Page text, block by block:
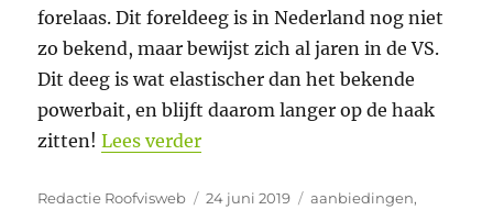
forelaas. Dit foreldeeg is in Nederland nog niet
zo bekend, maar bewijst zich al jaren in de VS.
Dit deeg is wat elastischer dan het bekende
powerbait, en blijft daarom langer op de haak
zitten!Lees verder“Forel Bulk voordeel bij
Auteur
Redactie Roofvisweb
Geplaatst
24 juni 2019 Categorieën
aanbiedingen,